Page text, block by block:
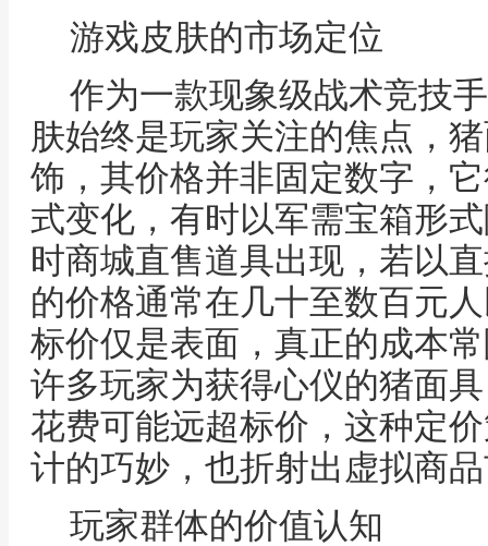
游戏皮肤的市场定位
作为一款现象级战术竞技
肤始终是玩家关注的焦点，
饰，其价格并非固定数字，
式变化，有时以军需宝箱形
时商城直售道具出现，若以
的价格通常在几十至数百元
标价仅是表面，真正的成本
许多玩家为获得心仪的猪面
花费可能远超标价，这种定
计的巧妙，也折射出虚拟商
玩家群体的价值认知